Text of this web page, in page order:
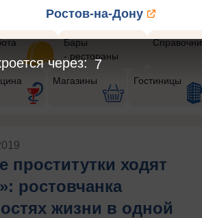
Ростов-на-Дону
Бары
- рестораны
Магазины Гостиницы
проститутки ходят
ростовчанка
жизни в одной
4
через: